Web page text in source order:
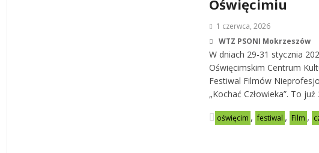
Oświęcimiu
1 czerwca, 2026
WTZ PSONI Mokrzeszów
W dniach 29-31 stycznia
Oświęcimskim Centrum
Festiwal Filmów
„Kochać Człowieka”. To
oświęcim , festiwal , Film ,